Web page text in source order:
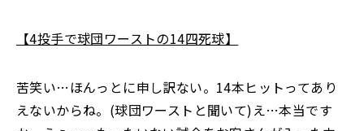
【4投手で球団ワーストの14四死球】
苦笑い…ほんっとに申し訳ない。14本ヒットってあり
えないからね。(球団ワーストと聞いて)え…本当です